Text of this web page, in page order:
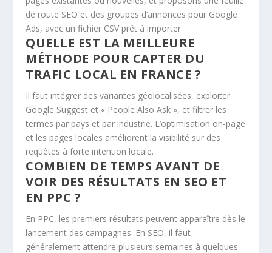
de route SEO et des groupes d’annonces pour Google
Ads, avec un fichier CSV prêt à importer.
QUELLE EST LA MEILLEURE
MÉTHODE POUR CAPTER DU
TRAFIC LOCAL EN FRANCE ?
Il faut intégrer des variantes géolocalisées, exploiter
Google Suggest et « People Also Ask », et filtrer les
termes par pays et par industrie. L’optimisation on-page
et les pages locales améliorent la visibilité sur des
requêtes à forte intention locale.
COMBIEN DE TEMPS AVANT DE
VOIR DES RÉSULTATS EN SEO ET
EN PPC ?
En PPC, les premiers résultats peuvent apparaître dès le
lancement des campagnes. En SEO, il faut
généralement attendre plusieurs semaines à quelques